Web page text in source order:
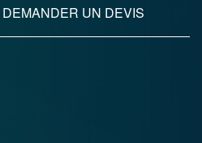
DEMANDER UN DEVIS